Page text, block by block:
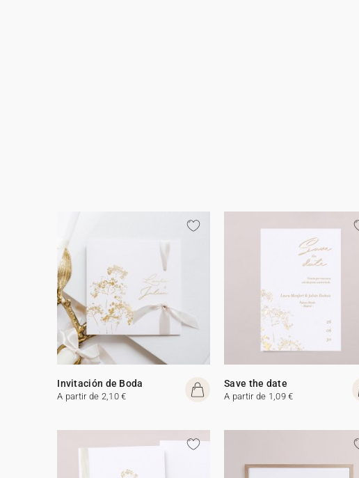
Invitación de Boda
A partir de 2,10 €
Save the date
A partir de 1,09 €